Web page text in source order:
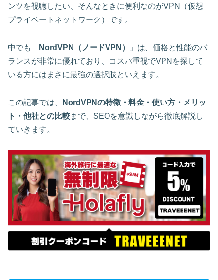
ンツを視聴したい、そんなときに便利なのがVPN（仮想
プライベートネットワーク）です。
中でも「 NordVPN（ノードVPN）
」は、価格と性能のバ
ランスが非常に優れており、コスパ重視でVPNを探して
いる方にはまさに最強の選択肢といえます。
この記事では、
NordVPNの特徴・料金・使い方・メリッ
ト・他社との比較まで、SEOを意識しながら徹底解説し
ていきます。